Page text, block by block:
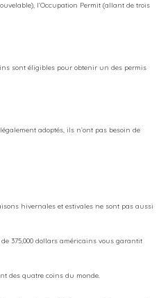
l’Occupation Permit (allant de trois
sont éligibles pour obtenir un des permis
adoptés, ils n’ont pas besoin de
hivernales et estivales ne sont pas aussi
375,000 dollars américains vous garantit
des quatre coins du monde.